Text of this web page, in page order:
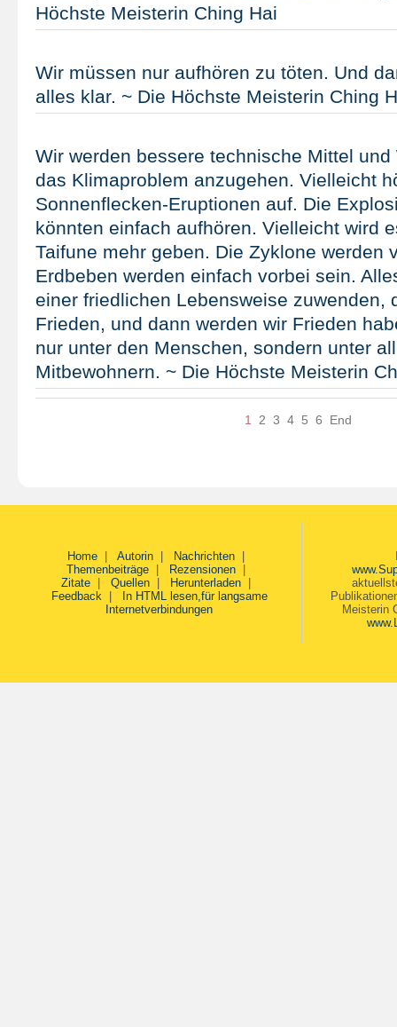
Höchste Meisterin Ching Hai
Wir müssen nur aufhören zu töten. Und
alles klar. ~ Die Höchste Meisterin Ching
Wir werden bessere technische Mittel
das Klimaproblem anzugehen. Vielleicht
Sonnenflecken-Eruptionen auf. Die
könnten einfach aufhören. Vielleicht wird
Taifune mehr geben. Die Zyklone werden
Erdbeben werden einfach vorbei sein.
einer friedlichen Lebensweise zuwenden,
Frieden, und dann werden wir Frieden
nur unter den Menschen, sondern unter
Mitbewohnern. ~ Die Höchste Meisterin
1 2 3 4 5 6 End
Home| Autorin| Nachrichten|
Themenbeiträge| Rezensionen|
Zitate| Quellen| Herunterladen|
Feedback|
In HTML lesen,für langsame
Internetverbindungen
Meisterin